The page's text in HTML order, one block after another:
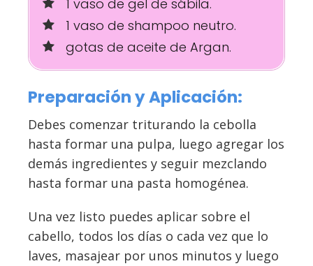
1 vaso de gel de sábila.
1 vaso de shampoo neutro.
gotas de aceite de Argan.
Preparación y Aplicación:
Debes comenzar triturando la cebolla
hasta formar una pulpa, luego agregar los
demás ingredientes y seguir mezclando
hasta formar una pasta homogénea.
Una vez listo puedes aplicar sobre el
cabello, todos los días o cada vez que lo
laves, masajear por unos minutos y luego